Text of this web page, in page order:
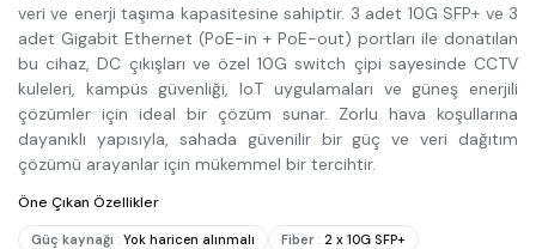
veri ve enerji taşıma kapasitesine sahiptir. 3 adet 10G SFP+ ve 3
adet Gigabit Ethernet (PoE-in + PoE-out) portları ile donatılan
bu cihaz, DC çıkışları ve özel 10G switch çipi sayesinde CCTV
kuleleri, kampüs güvenliği, IoT uygulamaları ve güneş enerjili
çözümler için ideal bir çözüm sunar. Zorlu hava koşullarına
dayanıklı yapısıyla, sahada güvenilir bir güç ve veri dağıtım
çözümü arayanlar için mükemmel bir tercihtir.
Öne Çıkan Özellikler
Güç kaynağı : Yok haricen alınmalı Fiber : 2 x 10G SFP+